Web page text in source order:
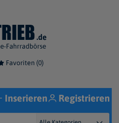
Favoriten (0)
Inserieren Registrieren